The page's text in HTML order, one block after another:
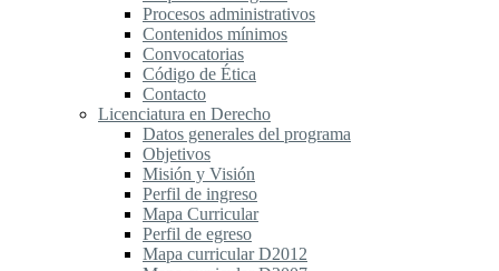
Procesos administrativos
Contenidos mínimos
Convocatorias
Código de Ética
Contacto
Licenciatura en Derecho
Datos generales del programa
Objetivos
Misión y Visión
Perfil de ingreso
Mapa Curricular
Perfil de egreso
Mapa curricular D2012